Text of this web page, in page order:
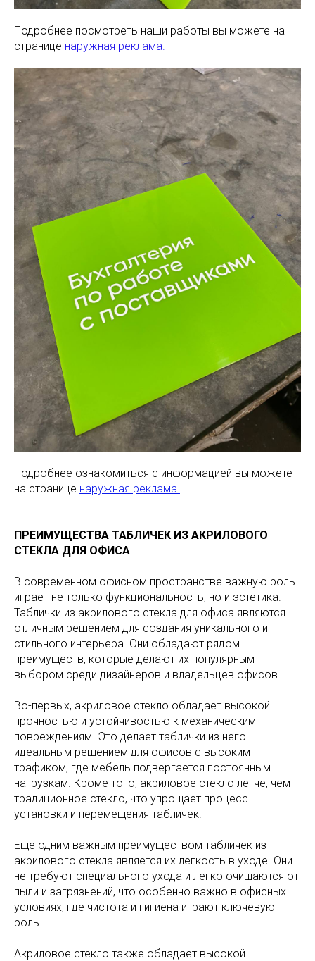
Подробнее посмотреть наши работы вы можете на
странице наружная реклама.
Подробнее ознакомиться с информацией вы можете
на странице наружная реклама.
ПРЕИМУЩЕСТВА ТАБЛИЧЕК ИЗ АКРИЛОВОГО
СТЕКЛА ДЛЯ ОФИСА
В современном офисном пространстве важную роль
играет не только функциональность, но и эстетика.
Таблички из акрилового стекла для офиса являются
отличным решением для создания уникального и
стильного интерьера. Они обладают рядом
преимуществ, которые делают их популярным
выбором среди дизайнеров и владельцев офисов.
Во-первых, акриловое стекло обладает высокой
прочностью и устойчивостью к механическим
повреждениям. Это делает таблички из него
идеальным решением для офисов с высоким
трафиком, где мебель подвергается постоянным
нагрузкам. Кроме того, акриловое стекло легче, чем
традиционное стекло, что упрощает процесс
установки и перемещения табличек.
Еще одним важным преимуществом табличек из
акрилового стекла является их легкость в уходе. Они
не требуют специального ухода и легко очищаются от
пыли и загрязнений, что особенно важно в офисных
условиях, где чистота и гигиена играют ключевую
роль.
Акриловое стекло также обладает высокой